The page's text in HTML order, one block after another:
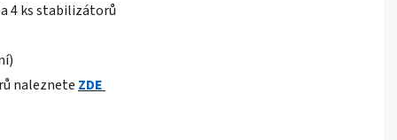
4 ks stabilizátorů
naleznete ZDE